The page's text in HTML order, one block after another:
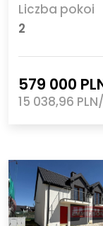
Liczba pokoi
2
579 000
15 038,96